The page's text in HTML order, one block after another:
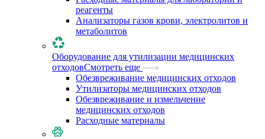
реагенты
Анализаторы газов крови, электролитов и
метаболитов
Оборудование для утилизации медицинских
отходовСмотреть еще
Обезвреживание медицинских отходов
Утилизаторы медицинских отходов
Обезвреживание и измельчение
медицинских отходов
Расходные материалы